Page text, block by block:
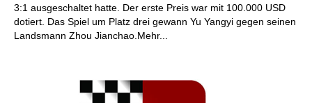
3:1 ausgeschaltet hatte. Der erste Preis war mit 100.000 USD
dotiert. Das Spiel um Platz drei gewann Yu Yangyi gegen seinen
Landsmann Zhou Jianchao.Mehr...